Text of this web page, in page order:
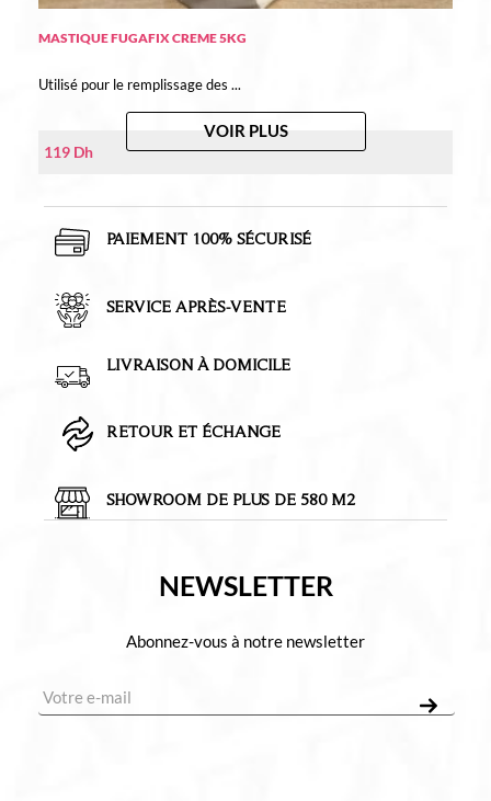
MASTIQUE FUGAFIX CREME 5KG
Utilisé pour le remplissage des ...
119 Dh
VOIR PLUS
PAIEMENT 100% SÉCURISÉ
SERVICE APRÈS-VENTE
LIVRAISON À DOMICILE
RETOUR ET ÉCHANGE
SHOWROOM DE PLUS DE 580 M2
NEWSLETTER
Abonnez-vous à notre newsletter